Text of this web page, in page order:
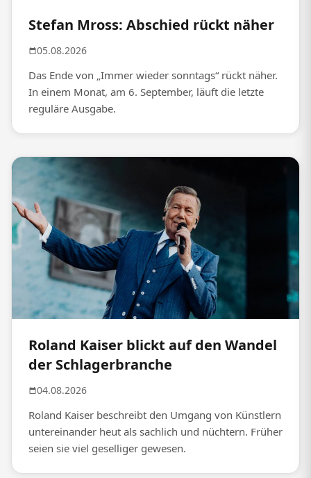
Stefan Mross: Abschied rückt näher
05.08.2026
Das Ende von „Immer wieder sonntags“ rückt näher.
In einem Monat, am 6. September, läuft die letzte
reguläre Ausgabe.
Roland Kaiser blickt auf den Wandel
der Schlagerbranche
04.08.2026
Roland Kaiser beschreibt den Umgang von Künstlern
untereinander heut als sachlich und nüchtern. Früher
seien sie viel geselliger gewesen.